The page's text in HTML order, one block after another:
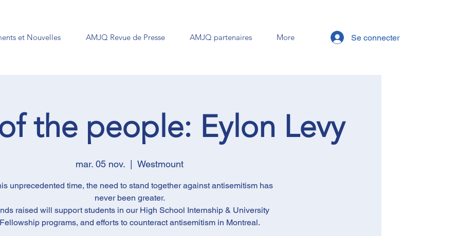
et Nouvelles AMJQ Revue de Presse AMJQ partenaires More Se connecter
the people: Eylon Levy
mar. 05 nov. Westmount
unprecedented time, the need to stand together against antisemitism has
never been greater.
raised will support students in our High School Internship & University
Fellowship programs, and efforts to counteract antisemitism in Montreal.